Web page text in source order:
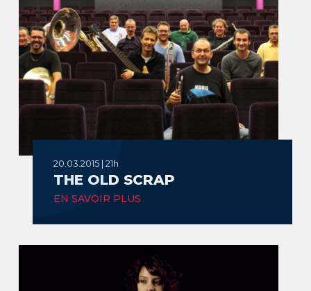
20.03.2015 | 21h
THE OLD SCRAP
EN SAVOIR PLUS